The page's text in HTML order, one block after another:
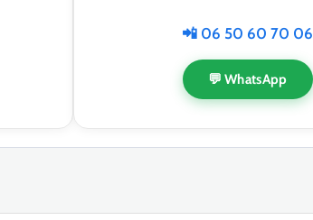
📲 06 50 60 70 06
💬 WhatsApp